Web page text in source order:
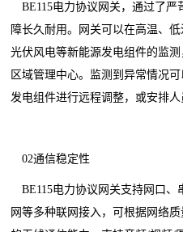
BE115电力协议网关，通过了
障长久耐用。网关可以在高温、
光伏风电等新能源发电组件的监
区域管理中心。监测到异常情况
发电组件进行远程调整，或安排人
02通信稳定性
BE115电力协议网关支持网口
网等多种联网接入，可根据网络